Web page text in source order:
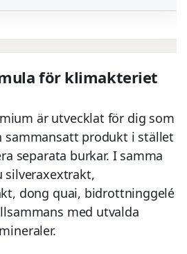
för klimakteriet
är utvecklat för dig som
sammansatt produkt i stället
separata burkar. I samma
silveraxextrakt,
dong quai, bidrottninggelé
med utvalda